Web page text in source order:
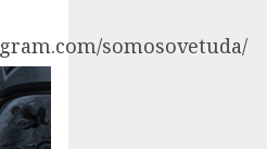
somosovetuda/